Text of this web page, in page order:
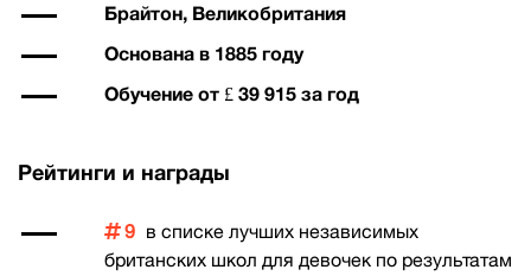
Брайтон, Великобритания
Основана в 1885 году
Обучение от £ 39 915 за год
Рейтинги и награды
9 в списке лучших независимых
британских школ для девочек по результатам